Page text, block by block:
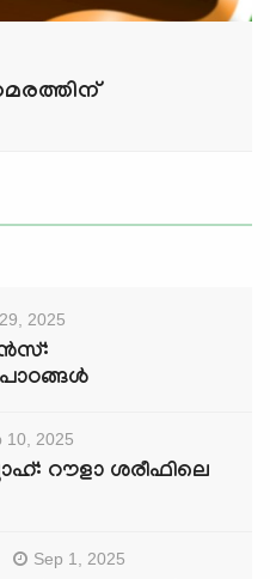
2025
10, 2025
റൗളാ ശരീഫിലെ
Sep 1, 2025